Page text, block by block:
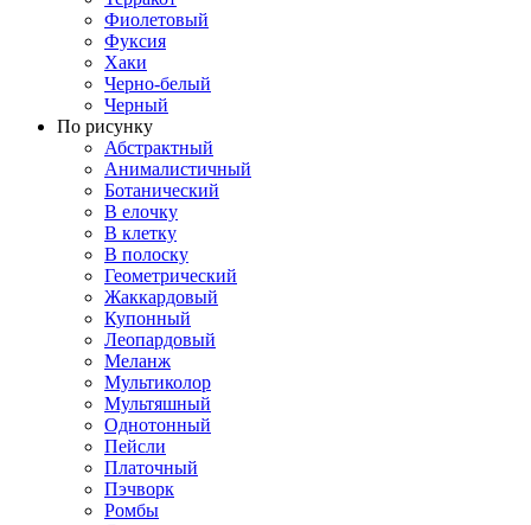
Фиолетовый
Фуксия
Хаки
Черно-белый
Черный
По рисунку
Абстрактный
Анималистичный
Ботанический
В елочку
В клетку
В полоску
Геометрический
Жаккардовый
Купонный
Леопардовый
Меланж
Мультиколор
Мультяшный
Однотонный
Пейсли
Платочный
Пэчворк
Ромбы